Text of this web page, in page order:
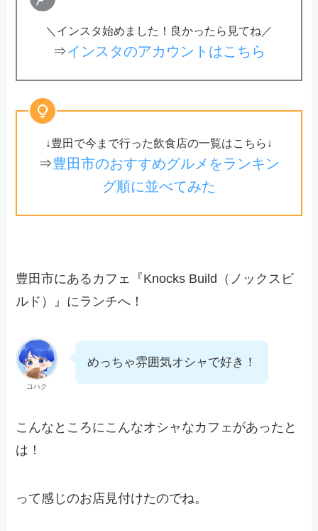
＼インスタ始めました！良かったら見てね／
⇒インスタのアカウントはこちら
↓豊田で今まで行った飲食店の一覧はこちら↓
⇒豊田市のおすすめグルメをランキン
グ順に並べてみた
豊田市にあるカフェ『Knocks Build（ノックスビ
ルド）』にランチへ！
コハク
めっちゃ雰囲気オシャで好き！
こんなところにこんなオシャなカフェがあったと
は！
って感じのお店見付けたのでね。